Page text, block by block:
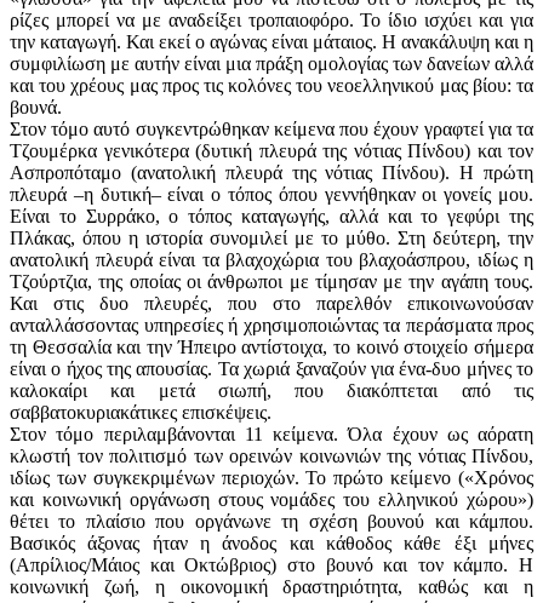
ρίζες μπορεί να με αναδείξει τροπαιοφόρο. Το ίδιο ισχύει και για
την καταγωγή. Και εκεί ο αγώνας είναι μάταιος. Η ανακάλυψη και η
συμφιλίωση με αυτήν είναι μια πράξη ομολογίας των δανείων αλλά
και του χρέους μας προς τις κολόνες του νεοελληνικού μας βίου: τα
βουνά.
Στον τόμο αυτό συγκεντρώθηκαν κείμενα που έχουν γραφτεί για τα
Τζουμέρκα γενικότερα (δυτική πλευρά της νότιας Πίνδου) και τον
Ασπροπόταμο (ανατολική πλευρά της νότιας Πίνδου). Η πρώτη
πλευρά –η δυτική– είναι ο τόπος όπου γεννήθηκαν οι γονείς μου.
Είναι το Συρράκο, ο τόπος καταγωγής, αλλά και το γεφύρι της
Πλάκας, όπου η ιστορία συνομιλεί με το μύθο. Στη δεύτερη, την
ανατολική πλευρά είναι τα βλαχοχώρια του βλαχοάσπρου, ιδίως η
Τζούρτζια, της οποίας οι άνθρωποι με τίμησαν με την αγάπη τους.
Και στις δυο πλευρές, που στο παρελθόν επικοινωνούσαν
ανταλλάσσοντας υπηρεσίες ή χρησιμοποιώντας τα περάσματα προς
τη Θεσσαλία και την Ήπειρο αντίστοιχα, το κοινό στοιχείο σήμερα
είναι ο ήχος της απουσίας. Τα χωριά ξαναζούν για ένα-δυο μήνες το
καλοκαίρι και μετά σιωπή, που διακόπτεται από τις
σαββατοκυριακάτικες επισκέψεις.
Στον τόμο περιλαμβάνονται 11 κείμενα. Όλα έχουν ως αόρατη
κλωστή τον πολιτισμό των ορεινών κοινωνιών της νότιας Πίνδου,
ιδίως των συγκεκριμένων περιοχών. Το πρώτο κείμενο («Χρόνος
και κοινωνική οργάνωση στους νομάδες του ελληνικού χώρου»)
θέτει το πλαίσιο που οργάνωνε τη σχέση βουνού και κάμπου.
Βασικός άξονας ήταν η άνοδος και κάθοδος κάθε έξι μήνες
(Απρίλιος/Μάιος και Οκτώβριος) στο βουνό και τον κάμπο. Η
κοινωνική ζωή, η οικονομική δραστηριότητα, καθώς και η